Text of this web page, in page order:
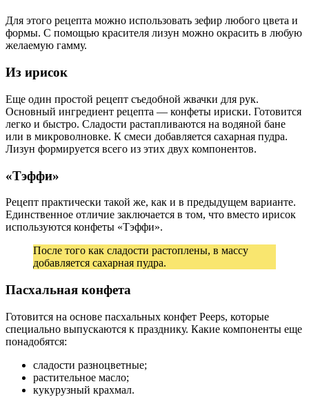
Для этого рецепта можно использовать зефир любого цвета и
формы. С помощью красителя лизун можно окрасить в любую
желаемую гамму.
Из ирисок
Еще один простой рецепт съедобной жвачки для рук.
Основный ингредиент рецепта — конфеты ириски. Готовится
легко и быстро. Сладости растапливаются на водяной бане
или в микроволновке. К смеси добавляется сахарная пудра.
Лизун формируется всего из этих двух компонентов.
«Тэффи»
Рецепт практически такой же, как и в предыдущем варианте.
Единственное отличие заключается в том, что вместо ирисок
используются конфеты «Тэффи».
После того как сладости растоплены, в массу
добавляется сахарная пудра.
Пасхальная конфета
Готовится на основе пасхальных конфет Peeps, которые
специально выпускаются к празднику. Какие компоненты еще
понадобятся:
сладости разноцветные;
растительное масло;
кукурузный крахмал.